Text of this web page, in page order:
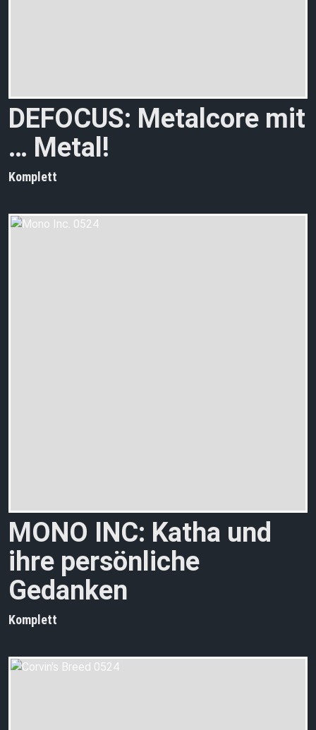
DEFOCUS: Metalcore mit
… Metal!
Komplett
MONO INC: Katha und
ihre persönliche
Gedanken
Komplett